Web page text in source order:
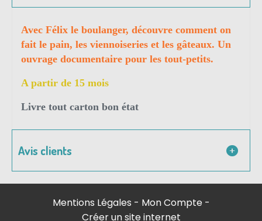
Avec Félix le boulanger, découvre comment on
fait le pain, les viennoiseries et les gâteaux. Un
ouvrage documentaire pour les tout-petits.
A partir de 15 mois
Livre tout carton bon état
Avis clients
Mentions Légales
Mon Compte
Créer un site internet